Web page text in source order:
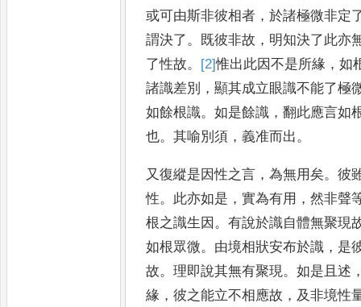
或可由斯非彼相者 ，於諸極微非定
謂決了。 既彼非故 ， 明知決了此亦
了性故。 [2]惟出此因不是所緣 ，如
諸識差別 ，顯其成立眼識不能了極
如餘根識。如是餘識 ，翻此應言如
也。其喻別須 ，義准而出。
又復縱是因性之言 ，為無用矣。彼
性。 此亦如是 ，實為有用 ，然非聲
根之識生因 。有說於識自體無聚現
如根眾微。 由境相狀安布於識 ， 是
故。理即說其無有聚現。如是且述
緣 ，彼之能立不相應故 ， 及非境性